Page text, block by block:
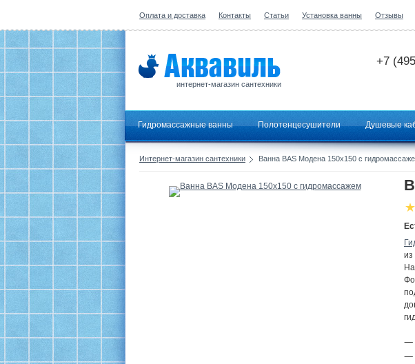
Оплата и доставка Контакты Статьи Установка ванны Отзывы
интернет-магазин сантехники
+7
Гидромассажные ванны Полотенцесушители Душевые
Интернет-магазин сантехники Ванна BAS Модена 150х150 с
из